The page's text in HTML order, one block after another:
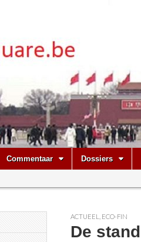
Commentaar Dossiers
ACTUEEL ECO-FIN
De